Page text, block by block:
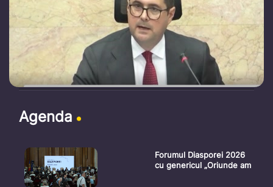
Agenda
Forumul Diasporei 2026
cu genericul „Oriunde am